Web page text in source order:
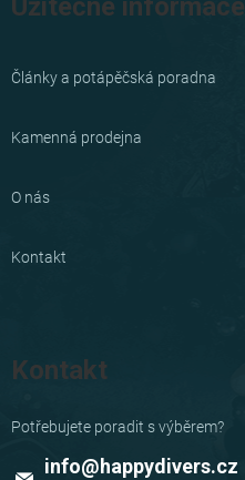
Články a potápěčská poradna
Kamenná prodejna
O nás
Kontakt
Kontakt
info@happydivers.cz